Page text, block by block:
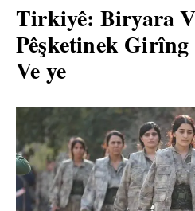
Tirkiyê: Biryara
Pêşketinek
Ve ye